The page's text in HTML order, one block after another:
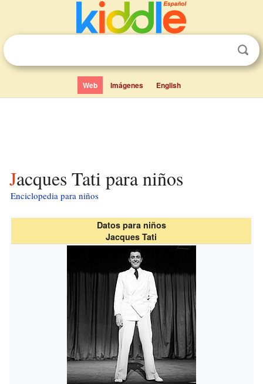
Web Imágenes English
Jacques Tati para niños
Enciclopedia para niños
Datos para niños
Jacques Tati